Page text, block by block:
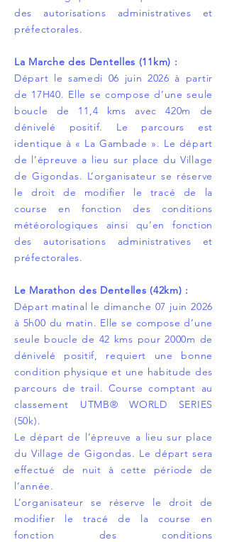
des autorisations administratives et
préfectorales.
La Marche des Dentelles (11km) :
Départ le samedi 06 juin 2026 à partir
de 17H40. Elle se compose d’une seule
boucle de 11,4 kms avec 420m de
dénivelé positif. Le parcours est
identique à « La Gambade ». Le départ
de l’épreuve a lieu sur place du Village
de Gigondas. L’organisateur se réserve
le droit de modifier le tracé de la
course en fonction des conditions
météorologiques ainsi qu’en fonction
des autorisations administratives et
préfectorales.
Le Marathon des Dentelles (42km) :
Départ matinal le dimanche 07 juin 2026
à 5h00 du matin. Elle se compose d’une
seule boucle de 42 kms pour 2000m de
dénivelé positif, requiert une bonne
condition physique et une habitude des
parcours de trail. Course comptant au
classement UTMB® WORLD SERIES
(50k).
Le départ de l’épreuve a lieu sur place
du Village de Gigondas. Le départ sera
effectué de nuit à cette période de
l’année.
L’organisateur se réserve le droit de
modifier le tracé de la course en
fonction des conditions